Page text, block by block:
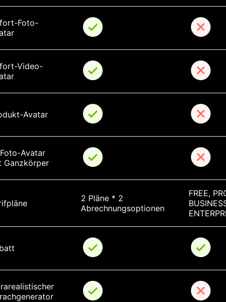
Foto-
Video-
Avatar
Avatar
Ganzkörper
2 Pläne * 2
Abrechnungsoptionen
FREE,